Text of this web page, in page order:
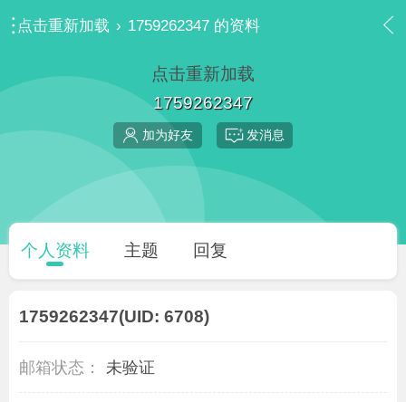
点击重新加载 › 1759262347 的资料
点击重新加载
1759262347
加为好友 发消息
个人资料 主题 回复
1759262347(UID: 6708)
邮箱状态： 未验证